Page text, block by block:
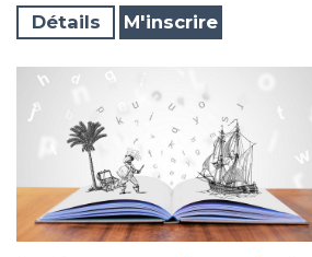
Détails M'inscrire